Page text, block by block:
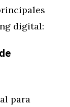
digital:
para